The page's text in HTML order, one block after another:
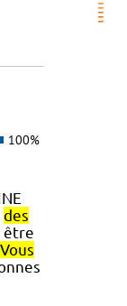
100%
des
être
Vous